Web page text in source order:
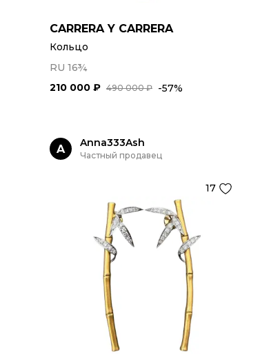
CARRERA Y CARRERA
Кольцо
RU 16¾
490 000 ₽
210 000 ₽ -57%
A Anna333Ash
Частный продавец
17